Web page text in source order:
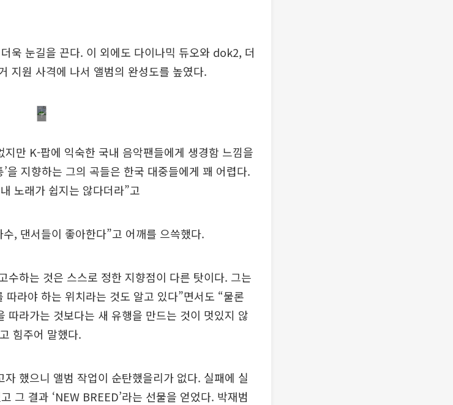
욱 눈길을 끈다. 이 외에도 다이나믹 듀오와 dok2, 더
지원 사격에 나서 앨범의 완성도를 높였다.
만 K-팝에 익숙한 국내 음악팬들에게 생경함 느낌을
을 지향하는 그의 곡들은 한국 대중들에게 꽤 어렵다.
노래가 쉽지는 않다더라”고
, 댄서들이 좋아한다”고 어깨를 으쓱했다.
수하는 것은 스스로 정한 지향점이 다른 탓이다. 그는
라야 하는 위치라는 것도 알고 있다”면서도 “물론
따라가는 것보다는 새 유행을 만드는 것이 멋있지 않
힘주어 말했다.
했으니 앨범 작업이 순탄했을리가 없다. 실패에 실
그 결과 ‘NEW BREED’라는 선물을 얻었다. 박재범